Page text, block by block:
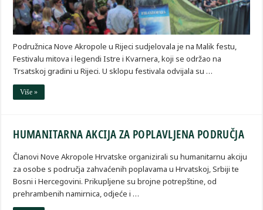
Podružnica Nove Akropole u Rijeci sudjelovala je na Malik festu,
Festivalu mitova i legendi Istre i Kvarnera, koji se održao na
Trsatskoj gradini u Rijeci. U sklopu festivala odvijala su …
Više »
HUMANITARNA AKCIJA ZA POPLAVLJENA PODRUČJA
Članovi Nove Akropole Hrvatske organizirali su humanitarnu akciju
za osobe s područja zahvaćenih poplavama u Hrvatskoj, Srbiji te
Bosni i Hercegovini. Prikupljene su brojne potrepštine, od
prehrambenih namirnica, odjeće i …